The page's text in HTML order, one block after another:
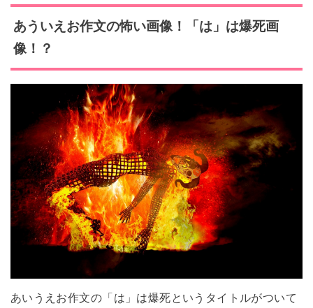
あういえお作文の怖い画像！「は」は爆死画
像！？
あいうえお作文の「は」は爆死というタイトルがついて